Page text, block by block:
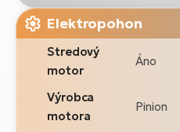
Elektropohon
Stredový
motor
Áno
Výrobca
motora
Pinion